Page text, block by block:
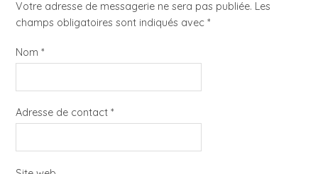
Votre adresse de messagerie ne sera pas publiée. Les
champs obligatoires sont indiqués avec*
Nom*
Adresse de contact*